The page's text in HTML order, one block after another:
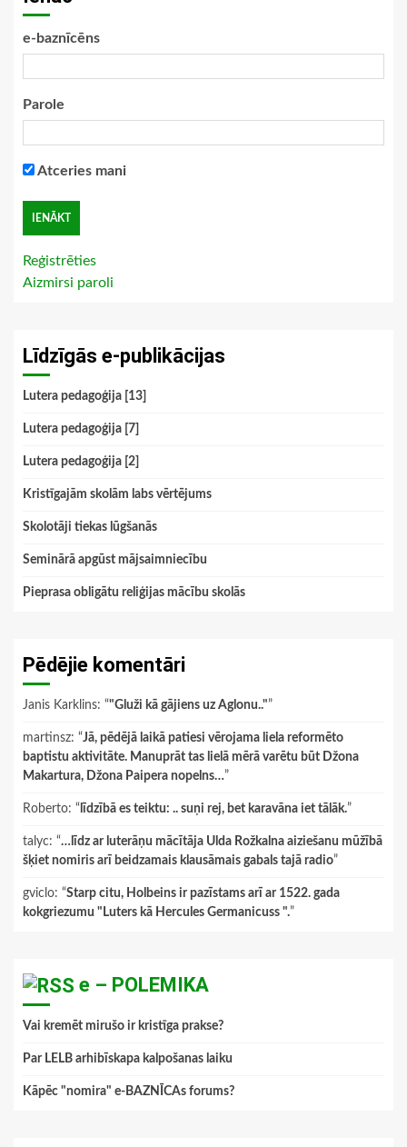
e-baznīcēns
Parole
Atceries mani
Reģistrēties
Aizmirsi paroli
Līdzīgās e-publikācijas
Lutera pedagoģija [13]
Lutera pedagoģija [7]
Lutera pedagoģija [2]
Kristīgajām skolām labs vērtējums
Skolotāji tiekas lūgšanās
Seminārā apgūst mājsaimniecību
Pieprasa obligātu reliģijas mācību skolās
Pēdējie komentāri
Janis Karklins: “"Gluži kā gājiens uz Aglonu.."”
martinsz: “Jā, pēdējā laikā patiesi vērojama liela reformēto
baptistu aktivitāte. Manuprāt tas lielā mērā varētu būt Džona
Makartura, Džona Paipera nopelns…”
Roberto: “ līdzībā es teiktu: .. suņi rej, bet karavāna iet tālāk.”
talyc: “…līdz ar luterāņu mācītāja Ulda Rožkalna aiziešanu mūžībā
šķiet nomiris arī beidzamais klausāmais gabals tajā radio”
gviclo: “Starp citu, Holbeins ir pazīstams arī ar 1522. gada
kokgriezumu "Luters kā Hercules Germanicuss ".”
e – POLEMIKA
Vai kremēt mirušo ir kristīga prakse?
Par LELB arhibīskapa kalpošanas laiku
Kāpēc "nomira" e-BAZNĪCAs forums?